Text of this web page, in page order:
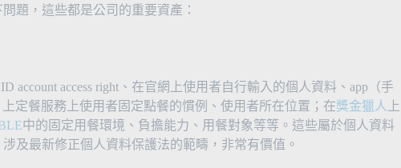
題，這些都是公司的重要資產：
account access right、在官網上使用者自行輸入的個人資料、app（手
上定餐服務上使用者固定點餐的慣例、使用者所在位置；在獎金獵人
上
中的固定用餐環境、負擔能力、用餐對象等等。這些屬於個人資料
及最新修正個人資料保護法的範疇，非常有價值。